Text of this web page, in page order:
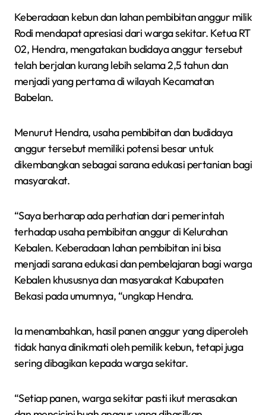
Keberadaan kebun dan lahan pembibitan anggur milik
Rodi mendapat apresiasi dari warga sekitar. Ketua RT
02, Hendra, mengatakan budidaya anggur tersebut
telah berjalan kurang lebih selama 2,5 tahun dan
menjadi yang pertama di wilayah Kecamatan
Babelan.
Menurut Hendra, usaha pembibitan dan budidaya
anggur tersebut memiliki potensi besar untuk
dikembangkan sebagai sarana edukasi pertanian bagi
masyarakat.
“Saya berharap ada perhatian dari pemerintah
terhadap usaha pembibitan anggur di Kelurahan
Kebalen. Keberadaan lahan pembibitan ini bisa
menjadi sarana edukasi dan pembelajaran bagi warga
Kebalen khususnya dan masyarakat Kabupaten
Bekasi pada umumnya, “ungkap Hendra.
Ia menambahkan, hasil panen anggur yang diperoleh
tidak hanya dinikmati oleh pemilik kebun, tetapi juga
sering dibagikan kepada warga sekitar.
“Setiap panen, warga sekitar pasti ikut merasakan